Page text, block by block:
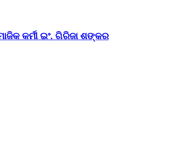
କର୍ମୀ ଇଂ. ଗିରିଜା ଶଙ୍କର